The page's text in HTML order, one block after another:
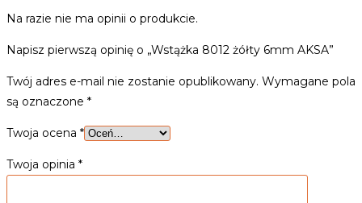
Na razie nie ma opinii o produkcie.
Napisz pierwszą opinię o „Wstążka 8012 żółty 6mm AKSA”
Twój adres e-mail nie zostanie opublikowany. Wymagane pola
są oznaczone *
Twoja ocena *
Twoja opinia *